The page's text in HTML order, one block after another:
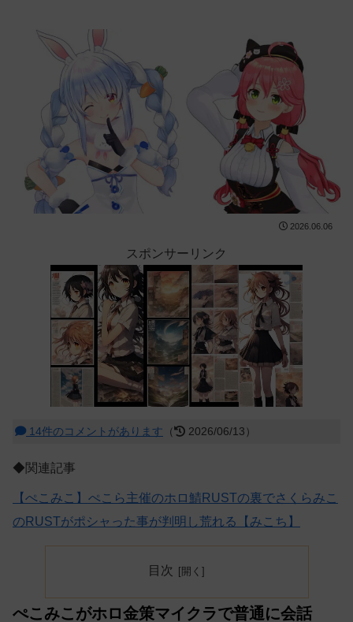
2026.06.06
スポンサーリンク
14件のコメントがあります （ 2026/06/13）
◆関連記事
【ぺこみこ】ぺこら主催のホロ鯖RUSTの裏でさくらみこ
のRUSTがポシャった事が判明し荒れる【みこち】
目次
ぺこみこがホロ金策マイクラで普通に会話